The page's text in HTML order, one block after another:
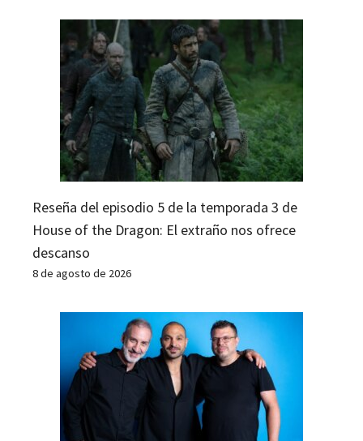
Reseña del episodio 5 de la temporada 3 de
House of the Dragon: El extraño nos ofrece
descanso
8 de agosto de 2026